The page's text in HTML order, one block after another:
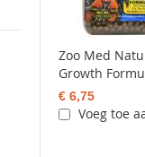
Zoo Med
Growth
€ 6,75
Voeg toe